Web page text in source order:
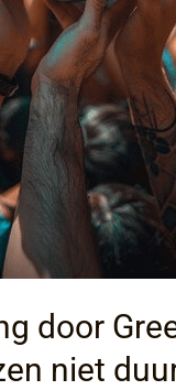
door
niet